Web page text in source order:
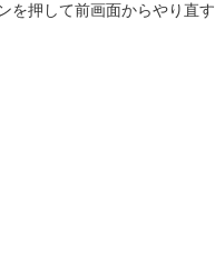
を押して前画面からやり直す